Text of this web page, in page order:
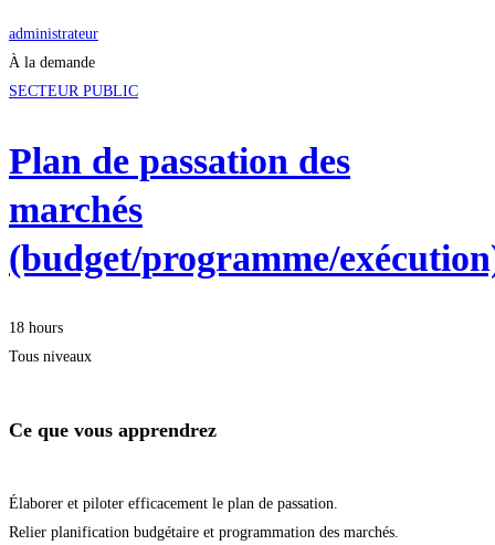
administrateur
À la demande
SECTEUR PUBLIC
Plan de passation des
marchés
(budget/programme/
18 hours
Tous niveaux
Ce que vous apprendrez
Élaborer et piloter efficacement le plan de passation.
Relier planification budgétaire et programmation des marchés.